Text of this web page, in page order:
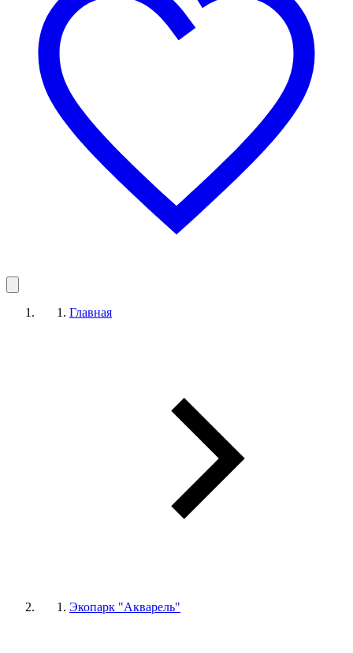
Главная
Экопарк "Акварель"